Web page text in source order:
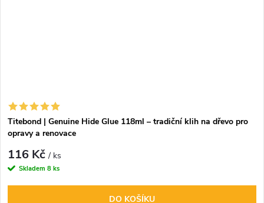
Titebond | Genuine Hide Glue 118ml – tradiční klih na dřevo pro
opravy a renovace
116 Kč/ ks
Skladem 8 ks
DO KOŠÍKU